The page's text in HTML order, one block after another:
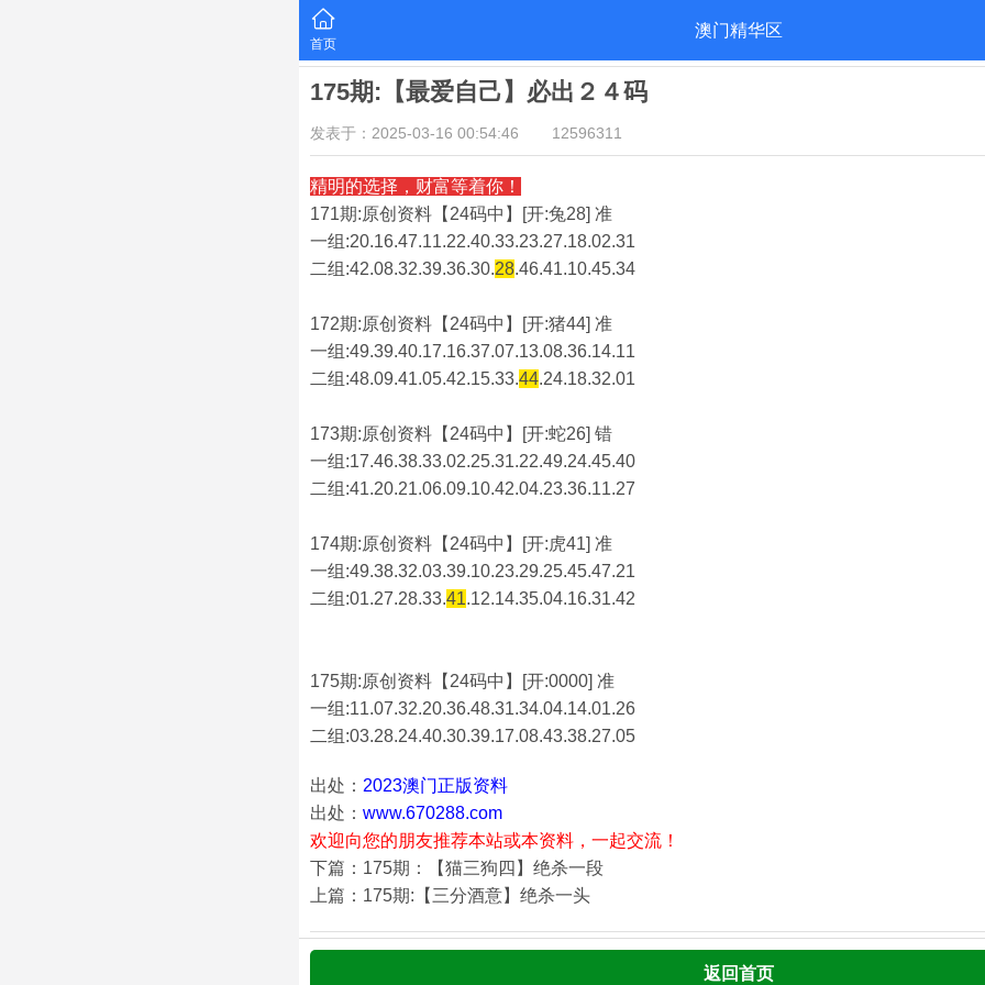
首页
澳门精华区
175期:【最爱自己】必出２４码
发表于：2025-03-16 00:54:46 12596311
精明的选择，财富等着你！
171期:原创资料【24码中】[开:兔28] 准
一组:20.16.47.11.22.40.33.23.27.18.02.31
二组:42.08.32.39.36.30.28.46.41.10.45.34
172期:原创资料【24码中】[开:猪44] 准
一组:49.39.40.17.16.37.07.13.08.36.14.11
二组:48.09.41.05.42.15.33.44.24.18.32.01
173期:原创资料【24码中】[开:蛇26] 错
一组:17.46.38.33.02.25.31.22.49.24.45.40
二组:41.20.21.06.09.10.42.04.23.36.11.27
174期:原创资料【24码中】[开:虎41] 准
一组:49.38.32.03.39.10.23.29.25.45.47.21
二组:01.27.28.33.41.12.14.35.04.16.31.42
175期:原创资料【24码中】[开:0000] 准
一组:11.07.32.20.36.48.31.34.04.14.01.26
二组:03.28.24.40.30.39.17.08.43.38.27.05
出处： 2023澳门正版资料
出处： www.670288.com
欢迎向您的朋友推荐本站或本资料，一起交流！
下篇：175期：【猫三狗四】绝杀一段
上篇：175期:【三分酒意】绝杀一头
返回首页